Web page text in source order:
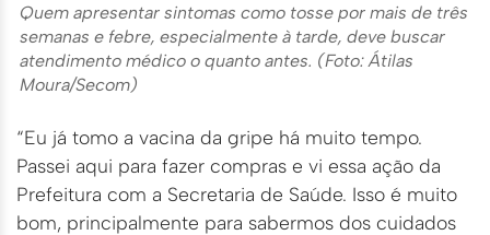
Quem apresentar sintomas como tosse por mais de três
semanas e febre, especialmente à tarde, deve buscar
atendimento médico o quanto antes. (Foto: Átilas
Moura/Secom)
“Eu já tomo a vacina da gripe há muito tempo.
Passei aqui para fazer compras e vi essa ação da
Prefeitura com a Secretaria de Saúde. Isso é muito
bom, principalmente para sabermos dos cuidados